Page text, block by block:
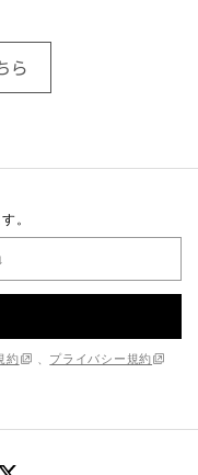
ら
。
約
プライバシー規約